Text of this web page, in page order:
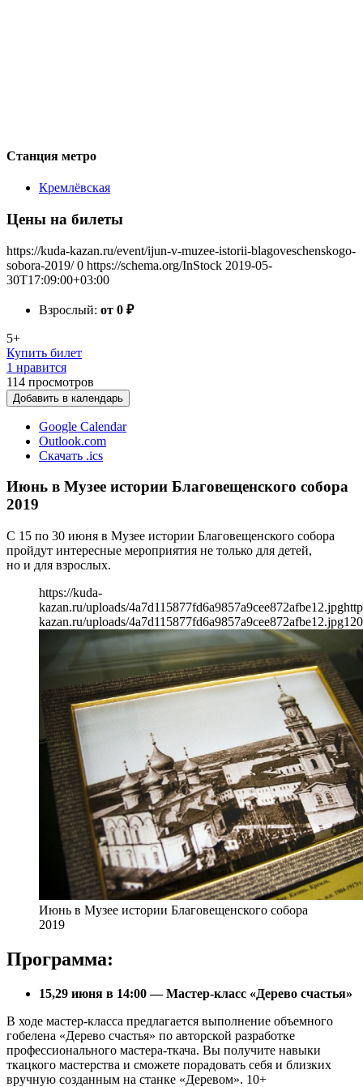
Станция метро
Кремлёвская
Цены на билеты
https://kuda-kazan.ru/event/ijun-v-muzee-istorii-blagoveschenskogo-
sobora-2019/ 0 https://schema.org/InStock 2019-05-
30T17:09:00+03:00
Взрослый: от 0 ₽
5+
Купить билет
1 нравится
114 просмотров
Добавить в календарь
Google Calendar
Outlook.com
Скачать .ics
Июнь в Музее истории Благовещенского собора
2019
С 15 по 30 июня в Музее истории Благовещенского собора
пройдут интересные мероприятия не только для детей,
но и для взрослых.
https://kuda-
kazan.ru/uploads/4a7d115877fd6a9857a9cee872afbe12.jpg
kazan.ru/uploads/4a7d115877fd6a9857a9cee872afbe12.jpg
Июнь в Музее истории Благовещенского собора
2019
Программа:
15,29 июня в 14:00 — Мастер-класс «Дерево счастья»
В ходе мастер-класса предлагается выполнение объемного
гобелена «Дерево счастья» по авторской разработке
профессионального мастера-ткача. Вы получите навыки
ткацкого мастерства и сможете порадовать себя и близких
вручную созданным на станке «Деревом». 10+